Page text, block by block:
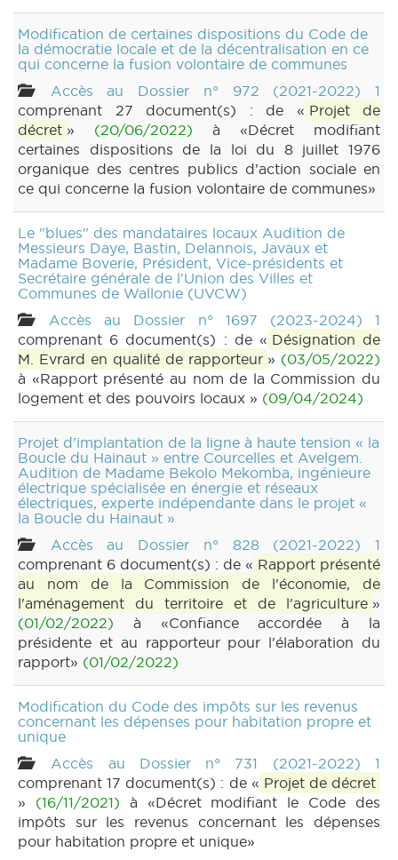
Modification de certaines dispositions du Code de
la démocratie locale et de la décentralisation en ce
qui concerne la fusion volontaire de communes
Accès au Dossier n° 972 (2021-2022) 1
comprenant 27 document(s) : de « Projet de
décret » (20/06/2022) à «Décret modifiant
certaines dispositions de la loi du 8 juillet 1976
organique des centres publics d’action sociale en
ce qui concerne la fusion volontaire de communes»
Le "blues" des mandataires locaux Audition de
Messieurs Daye, Bastin, Delannois, Javaux et
Madame Boverie, Président, Vice-présidents et
Secrétaire générale de l'Union des Villes et
Communes de Wallonie (UVCW)
Accès au Dossier n° 1697 (2023-2024) 1
comprenant 6 document(s) : de « Désignation de
M. Evrard en qualité de rapporteur » (03/05/2022)
à «Rapport présenté au nom de la Commission du
logement et des pouvoirs locaux » (09/04/2024)
Projet d'implantation de la ligne à haute tension « la
Boucle du Hainaut » entre Courcelles et Avelgem.
Audition de Madame Bekolo Mekomba, ingénieure
électrique spécialisée en énergie et réseaux
électriques, experte indépendante dans le projet «
la Boucle du Hainaut »
Accès au Dossier n° 828 (2021-2022) 1
comprenant 6 document(s) : de « Rapport présenté
au nom de la Commission de l'économie, de
l'aménagement du territoire et de l'agriculture »
(01/02/2022) à «Confiance accordée à la
présidente et au rapporteur pour l'élaboration du
rapport» (01/02/2022)
Modification du Code des impôts sur les revenus
concernant les dépenses pour habitation propre et
unique
Accès au Dossier n° 731 (2021-2022) 1
comprenant 17 document(s) : de « Projet de décret
» (16/11/2021) à «Décret modifiant le Code des
impôts sur les revenus concernant les dépenses
pour habitation propre et unique»